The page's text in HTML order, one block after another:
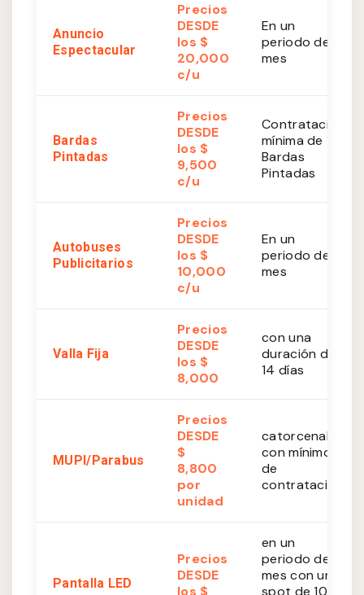
Anuncio
Espectacular
Precios
DESDE
los $
20,000
c/u
En un
periodo de 1
mes
Bardas
Pintadas
Precios
DESDE
los $
9,500
c/u
Contratación
mínima de 10
Bardas
Pintadas
Autobuses
Publicitarios
Precios
DESDE
los $
10,000
c/u
En un
periodo de 1
mes
Valla Fija
Precios
DESDE
los $
8,000
con una
duración de
14 días
MUPI/Parabus
Precios
DESDE
$
8,800
por
unidad
catorcenales
con mínimo
de
contratación
Pantalla LED
Precios
DESDE
en un
periodo de 1
mes con un